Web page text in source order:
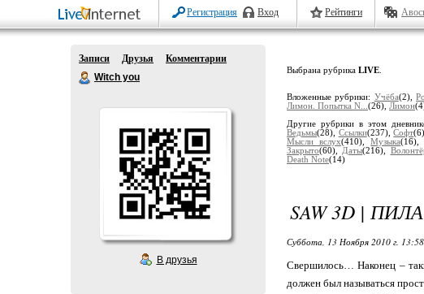
Регистрация Вход Рейтинги
Записи Друзья
Комментарии
Witch you
В друзья
Выбрана рубрика LIVE
Вложенные рубрики: Учёба(2),
Лимон. Попытка N... (26), Лимон
Другие рубрики в этом
Ведьмы(28), Ссылки(237),Софт
Мысли вслух(410),Музыка(16),
Закрыто(60), Даты(216),
Death Note(14)
SAW 3D |
Суббота, 13 Ноября 2010 г. 13:58
Свершилось… Наконец –
должен был называться